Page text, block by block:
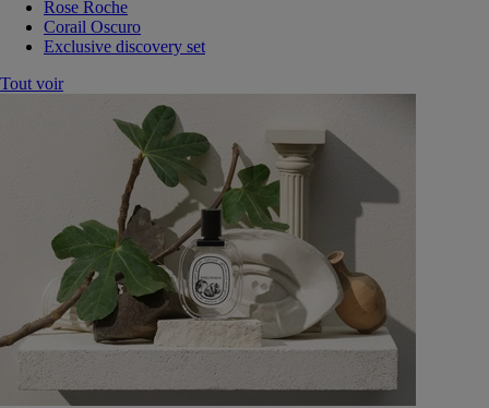
Rose Roche
Corail Oscuro
Exclusive discovery set
Tout voir